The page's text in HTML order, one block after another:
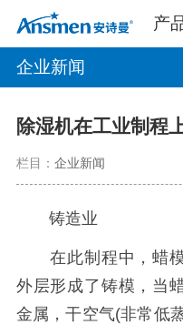
产
企业新闻
除湿机在工业制程
栏目： 企业新闻
铸造业
在此制程中，蜡模
外层形成了铸模，当
金属，干空气(非常低